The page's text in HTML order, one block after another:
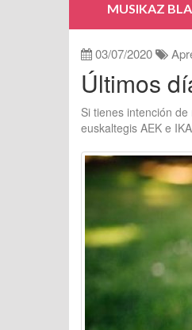
MUSIKAZ
03/07/2020
Últimos
Si tienes intención
euskaltegis AEK e